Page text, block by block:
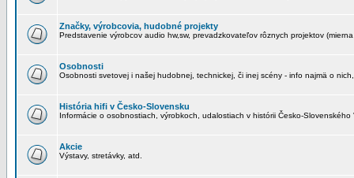
Značky, výrobcovia, hudobné projekty
Predstavenie výrobcov audio hw,sw, prevadzkovateľov rôznych projektov
Osobnosti
Osobnosti svetovej i našej hudobnej, technickej, či inej scény - info najmä o
História hifi v Česko-Slovensku
Informácie o osobnostiach, výrobkoch, udalostiach v histórii Česko-Slovenského
Akcie
Výstavy, stretávky, atd.